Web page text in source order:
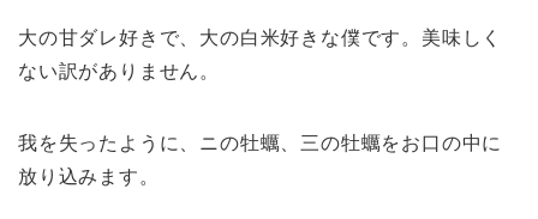
大の甘ダレ好きで、大の白米好きな僕です。美味しく
ない訳がありません。
我を失ったように、ニの牡蠣、三の牡蠣をお口の中に
放り込みます。